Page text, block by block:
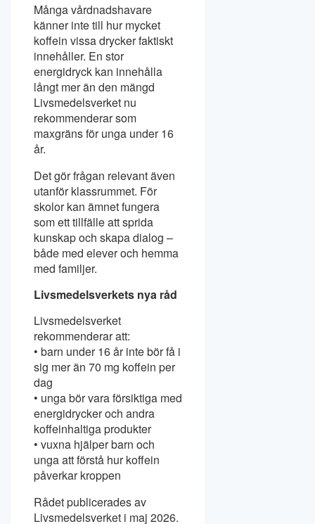
Många vårdnadshavare
känner inte till hur mycket
koffein vissa drycker faktiskt
innehåller. En stor
energidryck kan innehålla
långt mer än den mängd
Livsmedelsverket nu
rekommenderar som
maxgräns för unga under 16
år.
Det gör frågan relevant även
utanför klassrummet. För
skolor kan ämnet fungera
som ett tillfälle att sprida
kunskap och skapa dialog –
både med elever och hemma
med familjer.
Livsmedelsverkets nya råd
Livsmedelsverket
rekommenderar att:
• barn under 16 år inte bör få i
sig mer än 70 mg koffein per
dag
• unga bör vara försiktiga med
energidrycker och andra
koffeinhaltiga produkter
• vuxna hjälper barn och
unga att förstå hur koffein
påverkar kroppen
Rådet publicerades av
Livsmedelsverket i maj 2026.